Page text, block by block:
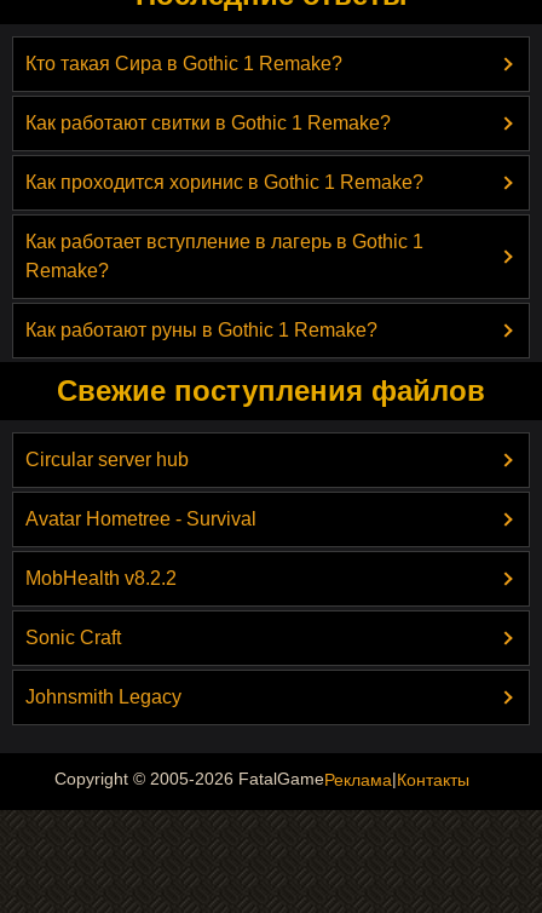
Кто такая Сира в Gothic 1 Remake?
Как работают свитки в Gothic 1 Remake?
Как проходится хоринис в Gothic 1 Remake?
Как работает вступление в лагерь в Gothic 1
Remake?
Как работают руны в Gothic 1 Remake?
Свежие поступления файлов
Circular server hub
Avatar Hometree - Survival
MobHealth v8.2.2
Sonic Craft
Johnsmith Legacy
Copyright © 2005-2026 FatalGameРеклама|Контакты